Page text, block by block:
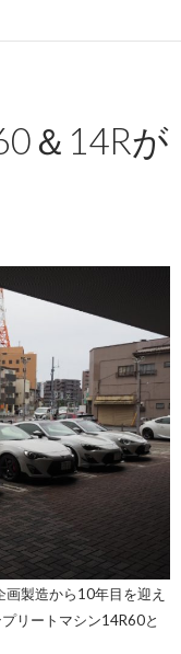
＆14Rが
製造から10年目を迎え
リートマシン14R60と